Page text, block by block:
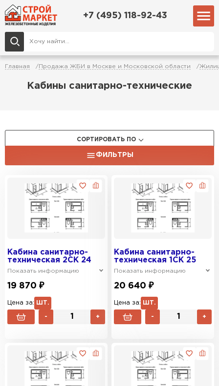
+7 (495) 118-92-43
Главная Продажа ЖБИ в Москве и Московской области
Кабины санитарно-технические
СОРТИРОВАТЬ ПО
ФИЛЬТРЫ
Кабина санитарно-
техническая 2СК 24
Показать информацию
19 870 ₽
Цена за: ШТ.
- +
Кабина санитарно-
техническая 1СК 25
Показать информацию
20 640 ₽
Цена за: ШТ.
- +